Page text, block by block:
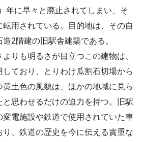
年に早々と廃止されてしまい、そ
用されている。目的地は、その自
2階建の旧駅舎建築である。
りも明るさが目立つこの建物は、
ており、とりわけ瓜割石切場から
土色の風貌は、ほかの地域に見ら
思わせるだけの迫力を持つ。旧駅
電施設や鉄道で使用されていた車
、鉄道の歴史を今に伝える貴重な